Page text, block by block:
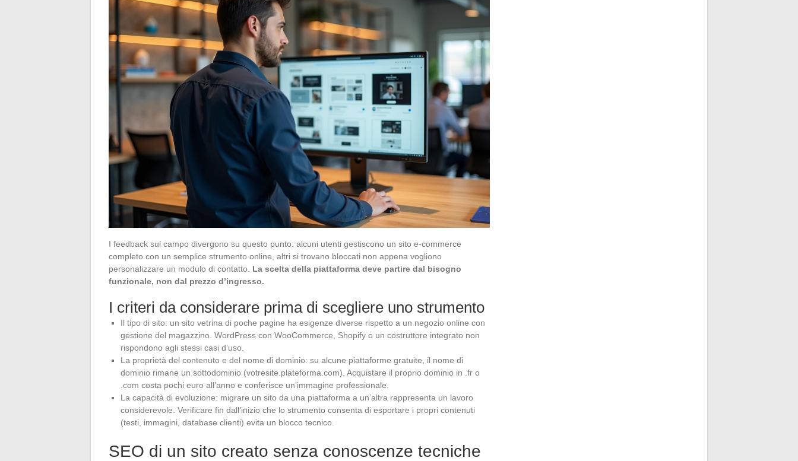
I feedback sul campo divergono su questo punto: alcuni utenti gestiscono un sito e-commerce
completo con un semplice strumento online, altri si trovano bloccati non appena vogliono
personalizzare un modulo di contatto. La scelta della piattaforma deve partire dal bisogno
funzionale, non dal prezzo d’ingresso.
I criteri da considerare prima di scegliere uno strumento
Il tipo di sito: un sito vetrina di poche pagine ha esigenze diverse rispetto a un negozio online con
gestione del magazzino. WordPress con WooCommerce, Shopify o un costruttore integrato non
rispondono agli stessi casi d’uso.
La proprietà del contenuto e del nome di dominio: su alcune piattaforme gratuite, il nome di
dominio rimane un sottodominio (votresite.plateforma.com). Acquistare il proprio dominio in .fr o
.com costa pochi euro all’anno e conferisce un’immagine professionale.
La capacità di evoluzione: migrare un sito da una piattaforma a un’altra rappresenta un lavoro
considerevole. Verificare fin dall’inizio che lo strumento consenta di esportare i propri contenuti
(testi, immagini, database clienti) evita un blocco tecnico.
SEO di un sito creato senza conoscenze tecniche